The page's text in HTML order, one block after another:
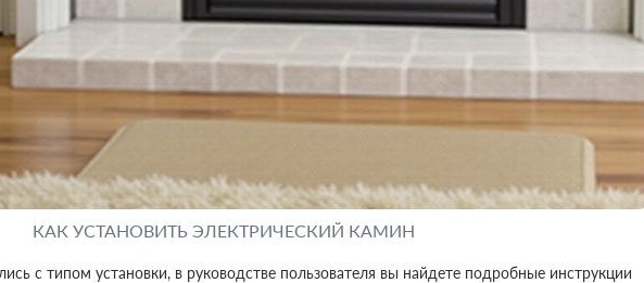
КАК УСТАНОВИТЬ ЭЛЕКТРИЧЕСКИЙ КАМИН
с типом установки, в руководстве пользователя вы найдете подробные инструкции